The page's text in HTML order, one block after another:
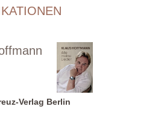
Verlag Berlin